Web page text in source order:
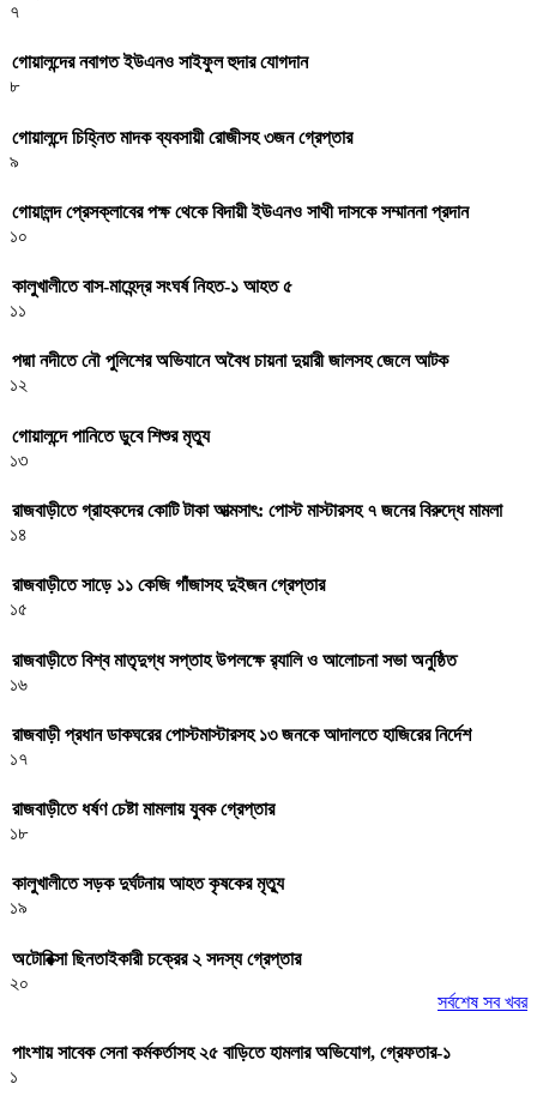
৭
গোয়ালন্দের নবাগত ইউএনও সাইফুল হুদার যোগদান
৮
গোয়ালন্দে চিহ্নিত মাদক ব্যবসায়ী রোজীসহ ৩জন গ্রেপ্তার
৯
গোয়ালন্দ প্রেসক্লাবের পক্ষ থেকে বিদায়ী ইউএনও সাথী দাসকে সম্মাননা প্রদান
১০
কালুখালীতে বাস-মাহেন্দ্র সংঘর্ষ নিহত-১ আহত ৫
১১
পদ্মা নদীতে নৌ পুলিশের অভিযানে অবৈধ চায়না দুয়ারী জালসহ জেলে আটক
১২
গোয়ালন্দে পানিতে ডুবে শিশুর মৃত্যু
১৩
রাজবাড়ীতে গ্রাহকদের কোটি টাকা আত্মসাৎ: পোস্ট মাস্টারসহ ৭ জনের বিরুদ্ধে মামলা
১৪
রাজবাড়ীতে সাড়ে ১১ কেজি গাঁজাসহ দুইজন গ্রেপ্তার
১৫
রাজবাড়ীতে বিশ্ব মাতৃদুগ্ধ সপ্তাহ উপলক্ষে র‌্যালি ও আলোচনা সভা অনুষ্ঠিত
১৬
রাজবাড়ী প্রধান ডাকঘরের পোস্টমাস্টারসহ ১৩ জনকে আদালতে হাজিরের নির্দেশ
১৭
রাজবাড়ীতে ধর্ষণ চেষ্টা মামলায় যুবক গ্রেপ্তার
১৮
কালুখালীতে সড়ক দুর্ঘটনায় আহত কৃষকের মৃত্যু
১৯
অটোরিক্সা ছিনতাইকারী চক্রের ২ সদস্য গ্রেপ্তার
২০
সর্বশেষ সব খবর
পাংশায় সাবেক সেনা কর্মকর্তাসহ ২৫ বাড়িতে হামলার অভিযোগ, গ্রেফতার-১
১